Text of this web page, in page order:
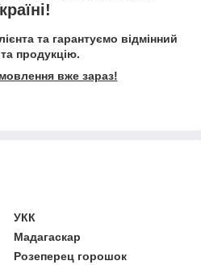
та гарантуємо відмінний
продукцію.
вже зараз!
УКК
Мадагаскар
Розеперец горошок